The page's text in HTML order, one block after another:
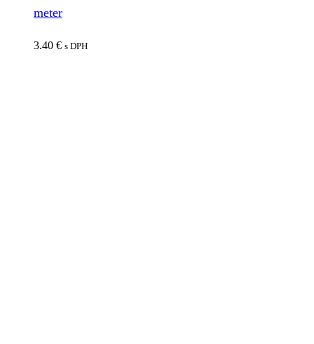
meter
3.40 € s DPH